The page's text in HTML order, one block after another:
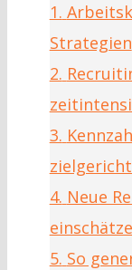
1.
Strategien
2.
3.
4. Neue
5. So